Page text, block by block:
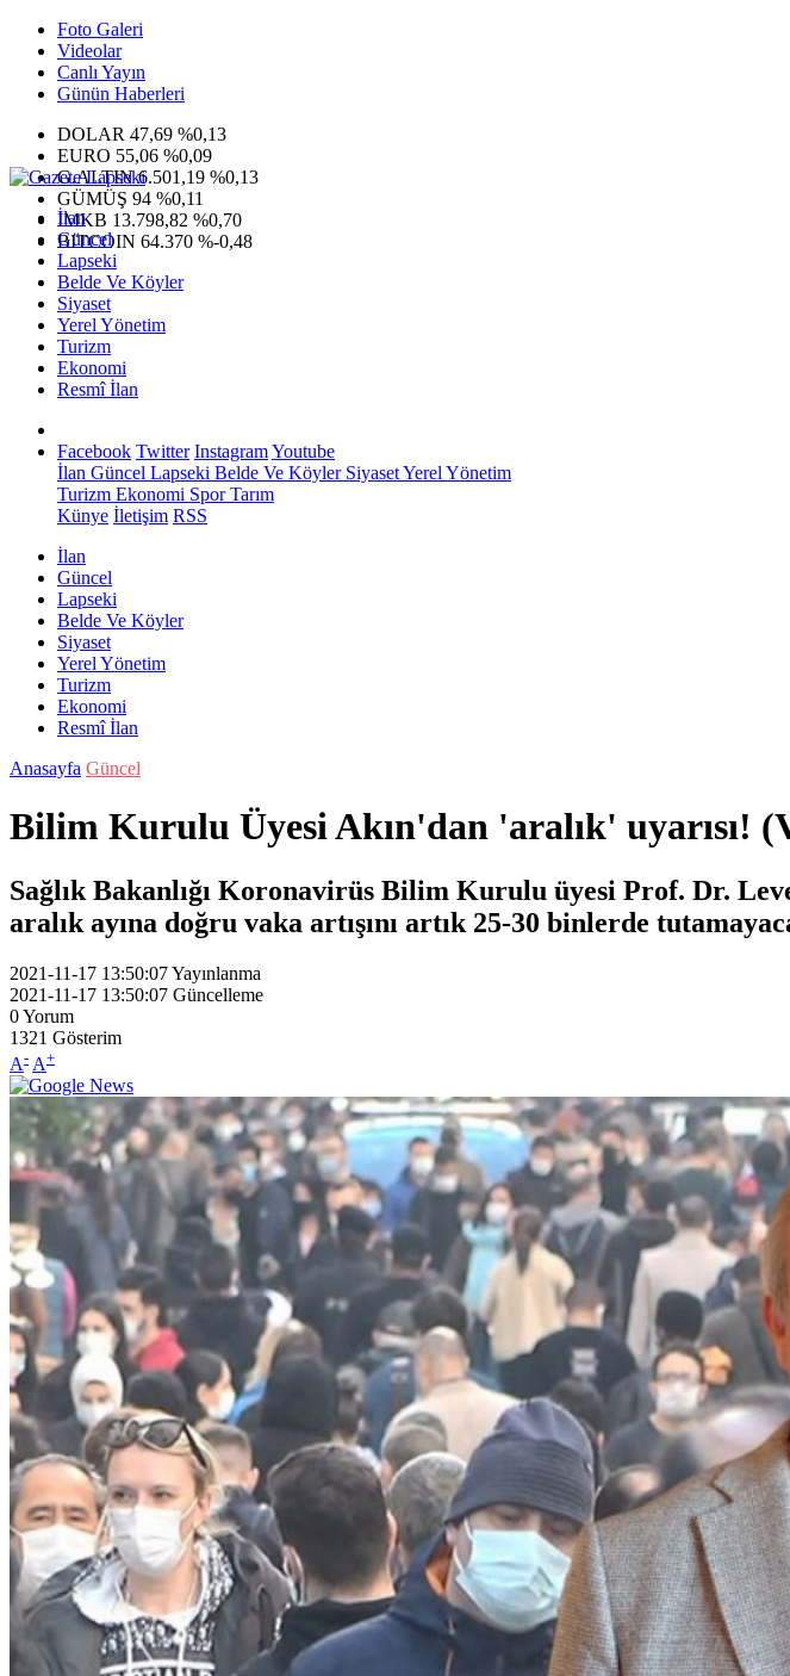
Foto Galeri
Videolar
Canlı Yayın
Günün Haberleri
DOLAR 47,69 %0,13
EURO 55,06 %0,09
G.ALTIN6.501,19 %0,13
GÜMÜŞ 94 %0,11
IMKB 13.798,82 %0,70
BITCOIN 64.370 %-0,48
İlan
Güncel
Lapseki
Belde Ve Köyler
Siyaset
Yerel Yönetim
Turizm
Ekonomi
Resmî İlan
Facebook Twitter InstagramYoutube
İlan Güncel Lapseki Belde Ve KöylerSiyasetYerel Yönetim
Turizm Ekonomi SporTarım
Künye İletişim RSS
İlan
Güncel
Lapseki
Belde Ve Köyler
Siyaset
Yerel Yönetim
Turizm
Ekonomi
Resmî İlan
Anasayfa Güncel
Bilim Kurulu Üyesi Akın'dan 'aralık' uyarısı!
Sağlık Bakanlığı Koronavirüs Bilim Kurulu üyesi Prof. Dr.
aralık ayına doğru vaka artışını artık 25-30 binlerde
2021-11-17 13:50:07Yayınlanma
2021-11-17 13:50:07 Güncelleme
0Yorum
1321 Gösterim
A- A+